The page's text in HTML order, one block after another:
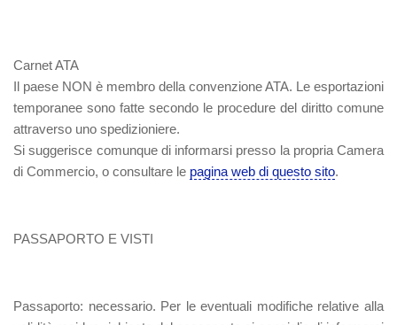
Carnet ATA
Il paese NON è membro della convenzione ATA. Le esportazioni
temporanee sono fatte secondo le procedure del diritto comune
attraverso uno spedizioniere.
Si suggerisce comunque di informarsi presso la propria Camera
di Commercio, o consultare le pagina web di questo sito.
PASSAPORTO E VISTI
Passaporto: necessario. Per le eventuali modifiche relative alla